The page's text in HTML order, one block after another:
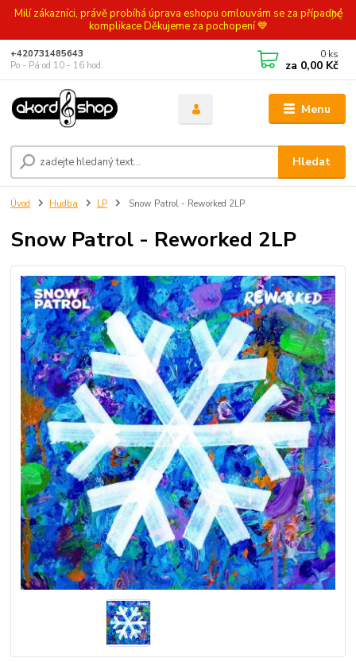
Milí zákazníci, právě probíhá úprava eshopu omlouvám se za případné
komplikace Děkujeme za pochopení 💙
Menu
Hledat
+420731485643
Po - Pá od 10 - 16 hod.
0 ks
za 0,00 Kč
Úvod Hudba LP Snow Patrol - Reworked 2LP
Snow Patrol - Reworked 2LP